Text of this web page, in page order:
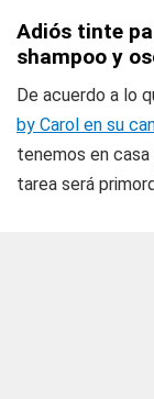
Adiós tinte
shampoo y
De acuerdo a lo
by Carol en su
tenemos en
tarea será